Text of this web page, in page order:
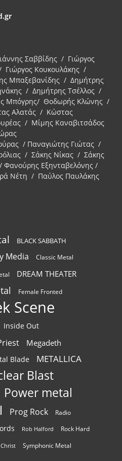
Σαββίδης / Γιώργος
Γιώργος Κουκουλάκης /
Μπαξεβανίδης / Δημήτρης
/ Δημήτρης Τσέλλος /
Μπόγρης/ Θοδωρής Κλώνης /
Αλατάς / Κώστας
/ Μίμης Καναβιτσάδος
/ Παναγιώτης Γιώτας /
/ Σάκης Νίκας / Σάκης
Εξηνταβελόνης /
Νέτη / Παύλος Παυλάκης
BLACK SABBATH
Media Classic Metal
DREAM THEATER
Female Fronted
Scene
Inside Out
Megadeth
Blade METALLICA
Blast
Power metal
Prog Rock Radio
Rob Halford Rock Hard
Symphonic Metal